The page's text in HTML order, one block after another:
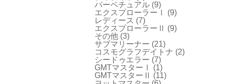
パーペチュアル (9)
エクスプローラーⅠ
(9)
レディース (7)
エクスプローラーⅡ (9)
その他 (3)
サブマリーナー (21)
コスモグラフデイトナ (2)
シードゥエラー (7)
GMTマスターⅠ
(1)
GMTマスターⅡ (11)